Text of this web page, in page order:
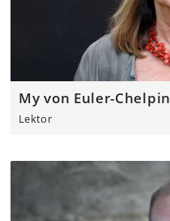
My von Euler-Chelpin
Lektor